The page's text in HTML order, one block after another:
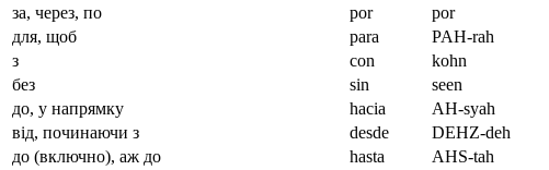
за, через, по
por por
для, щоб
para PAH-rah
з
con kohn
без
sin seen
до, у напрямку
hacia AH-syah
від, починаючи з
desde DEHZ-deh
до (включно), аж до
hasta AHS-tah